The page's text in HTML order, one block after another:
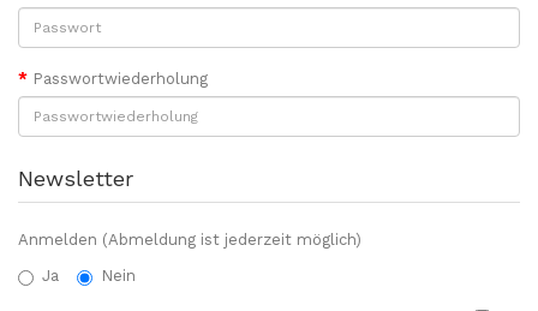
Passwortwiederholung
Newsletter
Anmelden (Abmeldung ist jederzeit möglich)
Ja
Nein